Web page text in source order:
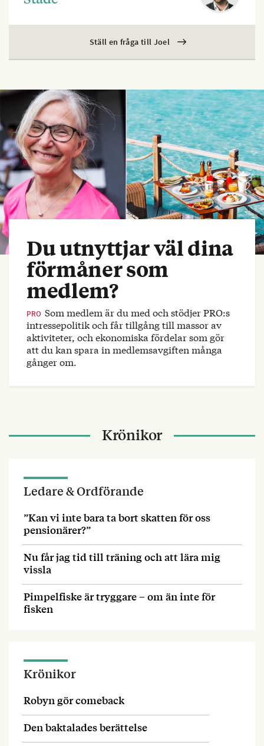
Ställ en fråga till Joel
Du utnyttjar väl dina
förmåner som
medlem?
PRO Som medlem är du med och stödjer PRO:s
intressepolitik och får tillgång till massor av
aktiviteter, och ekonomiska fördelar som gör
att du kan spara in medlemsavgiften många
gånger om.
Krönikor
Ledare & Ordförande
”Kan vi inte bara ta bort skatten för oss
pensionärer?”
Nu får jag tid till träning och att lära mig
vissla
Pimpelfiske är tryggare – om än inte för
fisken
Krönikor
Robyn gör comeback
Den baktalades berättelse